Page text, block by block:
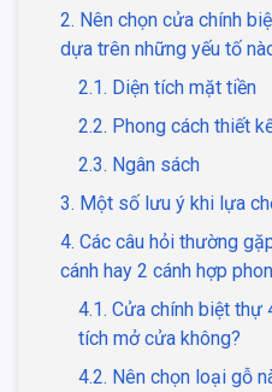
2. Nên chọn cửa chính
dựa trên những yếu tố
2.1. Diện tích mặt tiền
2.2. Phong cách thiết
2.3. Ngân sách
3. Một số lưu ý khi lựa
4. Các câu hỏi thường
cánh hay 2 cánh hợp
4.1. Cửa chính biệt thự
tích mở cửa không?
4.2. Nên chọn loại gỗ